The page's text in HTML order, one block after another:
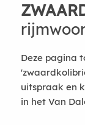
Deze pagina
uitspraak en
in het Van